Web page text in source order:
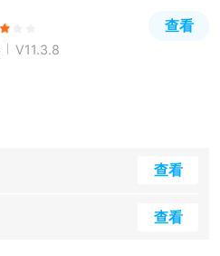
V11.3.8
查看
查看
查看